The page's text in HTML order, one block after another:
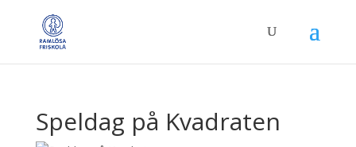
Speldag på Kvadraten